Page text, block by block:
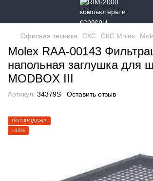
Офисная техника СКС СКС Molex
Molex RAA-00143
напольная заглушка для
MODBOX III
Артикул: 34379S Оставить отзыв
РАСПРОДАЖА
−32%